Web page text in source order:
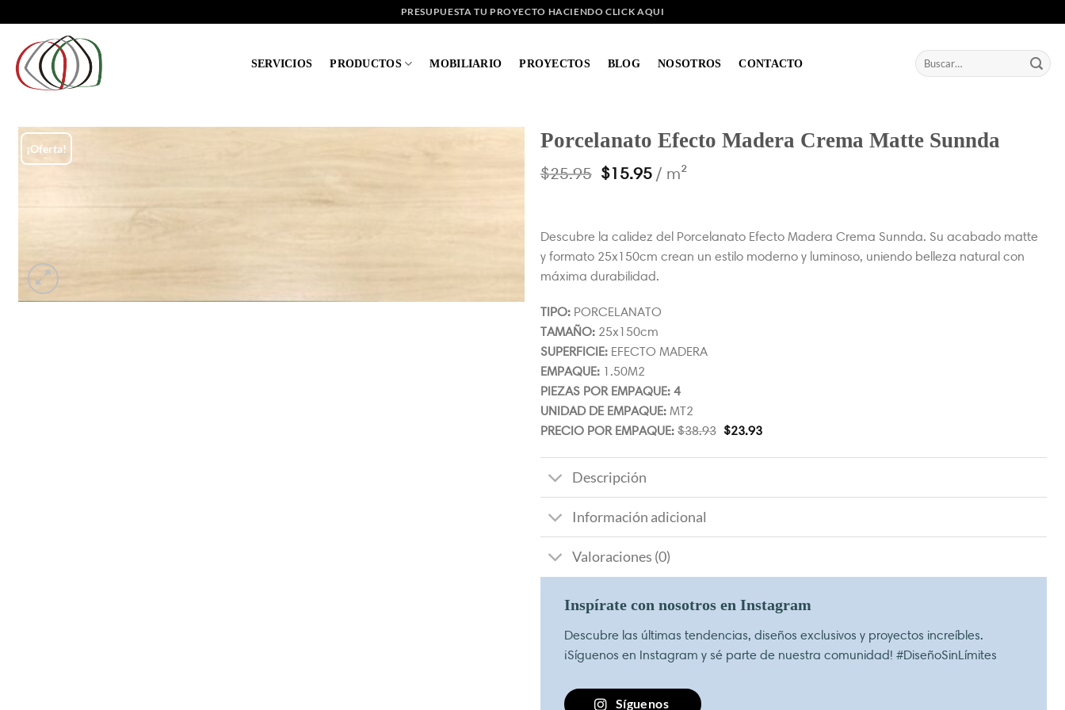
al
contenido
PRESUPUESTA TU PROYECTO HACIENDO CLICK AQUI
SERVICIOS PRODUCTOS MOBILIARIO PROYECTOS BLOG NOSOTROS CONTACTO
Buscar
por:
¡Oferta! Porcelanato Efecto Madera Crema Matte Sunnda
$25.95 $15.95 / m²
Descubre la calidez del Porcelanato Efecto Madera Crema Sunnda. Su acabado matte
y formato 25x150cm crean un estilo moderno y luminoso, uniendo belleza natural con
máxima durabilidad.
TIPO:PORCELANATO
TAMAÑO:25x150cm
SUPERFICIE:EFECTO MADERA
EMPAQUE:1.50M2
PIEZAS POR EMPAQUE: 4
UNIDAD DE EMPAQUE:MT2
PRECIO POR EMPAQUE: $38.93 $23.93
Descripción
Información adicional
Valoraciones (0)
Inspírate con nosotros en Instagram
Descubre las últimas tendencias, diseños exclusivos y proyectos increíbles.
¡Síguenos en Instagram y sé parte de nuestra comunidad! #DiseñoSinLímites
Síguenos